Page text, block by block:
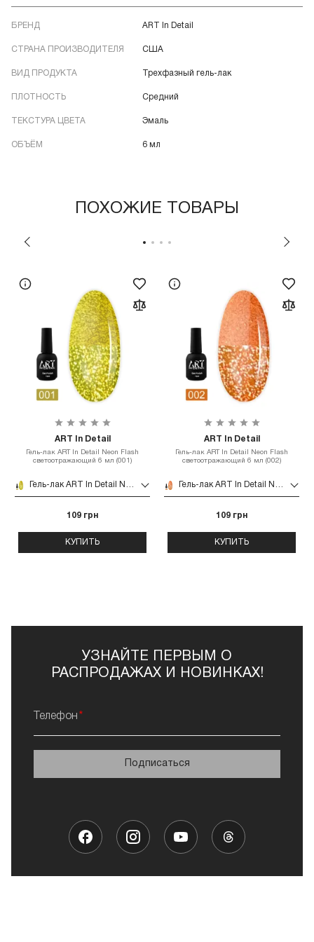
БРЕНД ART In Detail
СТРАНА ПРОИЗВОДИТЕЛЯ США
ВИД ПРОДУКТА Трехфазный гель-лак
ПЛОТНОСТЬ Средний
ТЕКСТУРА ЦВЕТА Эмаль
ОБЪЁМ 6 мл
ПОХОЖИЕ ТОВАРЫ
ART In Detail
Гель-лак ART In Detail Neon Flash
светоотражающий 6 мл (001)
Гель-лак ART In Detail Neon Flash светоотражающий 6 мл (001)
109 грн
КУПИТЬ
ART In Detail
Гель-лак ART In Detail Neon Flash
светоотражающий 6 мл (002)
Гель-лак ART In Detail Neon Flash светоотражающий 6 мл (002)
109 грн
КУПИТЬ
УЗНАЙТЕ ПЕРВЫМ О
РАСПРОДАЖАХ И НОВИНКАХ!
Телефон
Подписаться